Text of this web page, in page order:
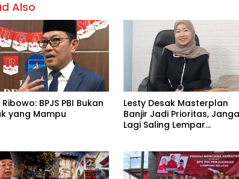
Also
Ribowo: BPJS PBI Bukan
yang Mampu
Lesty Desak Masterplan
Banjir Jadi Prioritas,
Lagi Saling Lempar